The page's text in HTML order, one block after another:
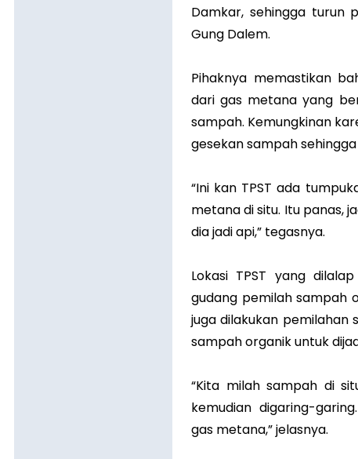
Damkar, sehingga turun
Gung Dalem.
Pihaknya memastikan
dari gas metana yang
sampah. Kemungkinan
gesekan sampah
“Ini kan TPST ada
metana di situ. Itu panas,
dia jadi api,” tegasnya.
Lokasi TPST yang
gudang pemilah sampah
juga dilakukan pemilahan
sampah organik untuk
“Kita milah sampah di
kemudian digaring-
gas metana,” jelasnya.